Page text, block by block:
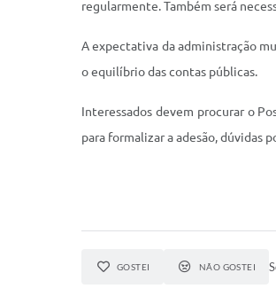
regularmente. Também será
A expectativa da administração
o equilíbrio das contas públicas.
Interessados devem procurar o
para formalizar a adesão, dúvidas
GOSTEI NÃO GOSTEI